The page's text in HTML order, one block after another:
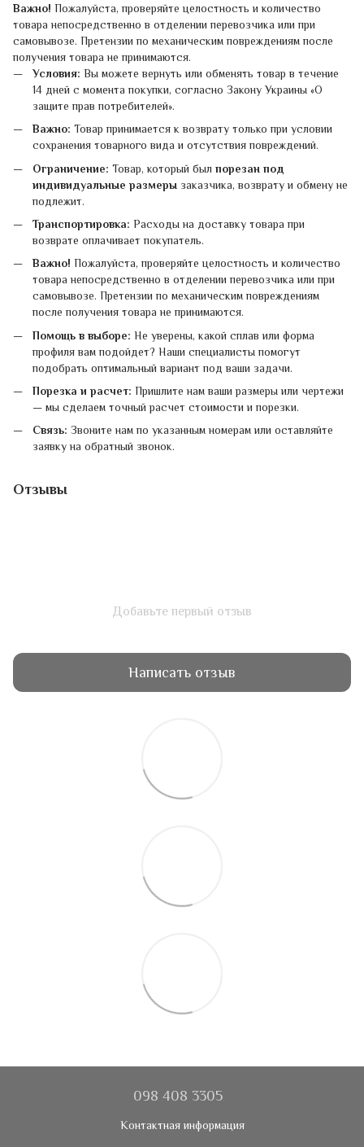
Важно! Пожалуйста, проверяйте целостность и количество
товара непосредственно в отделении перевозчика или при
самовывозе. Претензии по механическим повреждениям после
получения товара не принимаются.
Условия: Вы можете вернуть или обменять товар в течение
14 дней с момента покупки, согласно Закону Украины «О
защите прав потребителей».
Важно: Товар принимается к возврату только при условии
сохранения товарного вида и отсутствия повреждений.
Ограничение: Товар, который был порезан под
индивидуальные размеры заказчика, возврату и обмену не
подлежит.
Транспортировка: Расходы на доставку товара при
возврате оплачивает покупатель.
Важно! Пожалуйста, проверяйте целостность и количество
товара непосредственно в отделении перевозчика или при
самовывозе. Претензии по механическим повреждениям
после получения товара не принимаются.
Помощь в выборе: Не уверены, какой сплав или форма
профиля вам подойдет? Наши специалисты помогут
подобрать оптимальный вариант под ваши задачи.
Порезка и расчет: Пришлите нам ваши размеры или чертежи
— мы сделаем точный расчет стоимости и порезки.
Связь: Звоните нам по указанным номерам или оставляйте
заявку на обратный звонок.
Отзывы
Добавьте первый отзыв
Написать отзыв
098 408 3305
Контактная информация